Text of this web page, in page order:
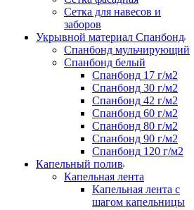
Сетка для навесов и
заборов
Укрывной материал Спанбонд
Спанбонд мульчирующий
Спанбонд белый
Спанбонд 17 г/м2
Спанбонд 30 г/м2
Спанбонд 42 г/м2
Спанбонд 60 г/м2
Спанбонд 80 г/м2
Спанбонд 90 г/м2
Спанбонд 120 г/м2
Капельный полив
Капельная лента
Капельная лента с
шагом капельницы